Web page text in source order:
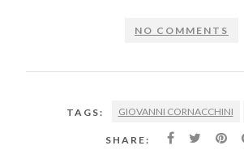
NO COMMENTS
TAGS: GIOVANNI CORNACCHINI
SHARE: